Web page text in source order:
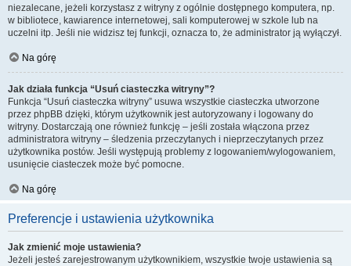
niezalecane, jeżeli korzystasz z witryny z ogólnie dostępnego komputera, np.
w bibliotece, kawiarence internetowej, sali komputerowej w szkole lub na
uczelni itp. Jeśli nie widzisz tej funkcji, oznacza to, że administrator ją wyłączył.
Na górę
Jak działa funkcja “Usuń ciasteczka witryny”?
Funkcja “Usuń ciasteczka witryny” usuwa wszystkie ciasteczka utworzone
przez phpBB dzięki, którym użytkownik jest autoryzowany i logowany do
witryny. Dostarczają one również funkcję – jeśli została włączona przez
administratora witryny – śledzenia przeczytanych i nieprzeczytanych przez
użytkownika postów. Jeśli występują problemy z logowaniem/wylogowaniem,
usunięcie ciasteczek może być pomocne.
Na górę
Preferencje i ustawienia użytkownika
Jak zmienić moje ustawienia?
Jeżeli jesteś zarejestrowanym użytkownikiem, wszystkie twoje ustawienia są